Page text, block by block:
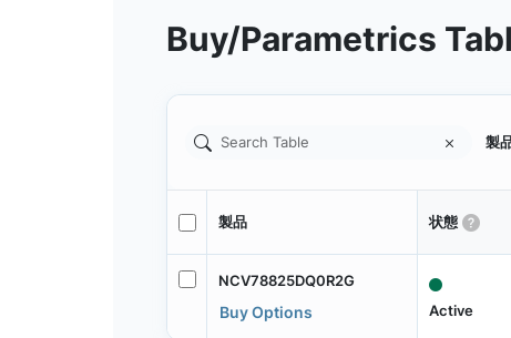
Buy/Parametrics
製
製品 状態
NCV78825DQ0R2G
Buy Options Active